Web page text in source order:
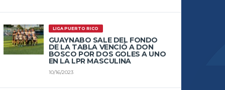
LIGA PUERTO RICO
GUAYNABO SALE DEL FONDO
DE LA TABLA VENCIÓ A DON
BOSCO POR DOS GOLES A UNO
EN LA LPR MASCULINA
10/16/2023